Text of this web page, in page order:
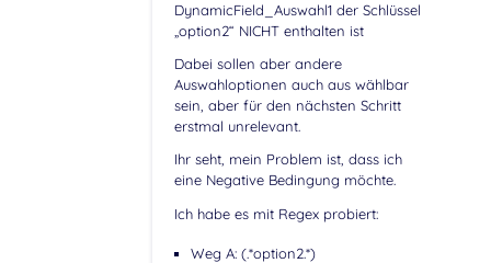
DynamicField_Auswahl1 der Schlüssel
„option2“ NICHT enthalten ist
Dabei sollen aber andere
Auswahloptionen auch aus wählbar
sein, aber für den nächsten Schritt
erstmal unrelevant.
Ihr seht, mein Problem ist, dass ich
eine Negative Bedingung möchte.
Ich habe es mit Regex probiert:
Weg A: (.*option2.*)